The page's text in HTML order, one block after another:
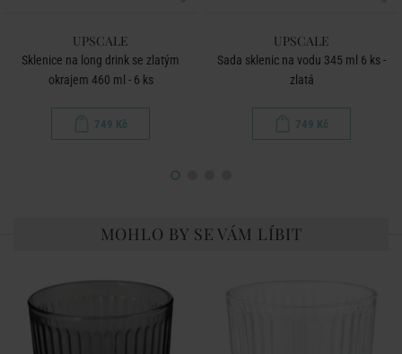
UPSCALE
Sklenice na long drink se zlatým
okrajem 460 ml - 6 ks
749 Kč
UPSCALE
Sada sklenic na vodu 345 ml 6 ks -
zlatá
749 Kč
MOHLO BY SE VÁM LÍBIT